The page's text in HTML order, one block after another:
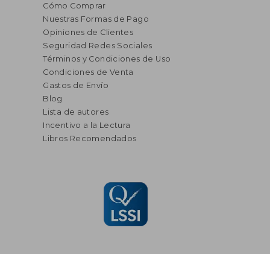
Cómo Comprar
Nuestras Formas de Pago
Opiniones de Clientes
Seguridad Redes Sociales
Términos y Condiciones de Uso
Condiciones de Venta
Gastos de Envío
Blog
Lista de autores
Incentivo a la Lectura
Libros Recomendados